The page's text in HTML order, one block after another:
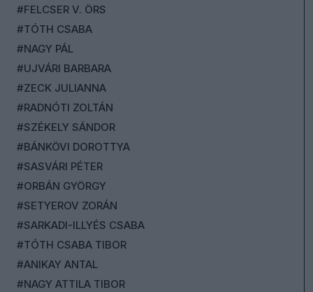
#FELCSER V. ÖRS
#TÓTH CSABA
#NAGY PÁL
#UJVÁRI BARBARA
#ZECK JULIANNA
#RADNÓTI ZOLTÁN
#SZÉKELY SÁNDOR
#BÁNKÖVI DOROTTYA
#SASVÁRI PÉTER
#ORBÁN GYÖRGY
#SETYEROV ZORÁN
#SARKADI-ILLYÉS CSABA
#TÓTH CSABA TIBOR
#ANIKAY ANTAL
#NAGY ATTILA TIBOR